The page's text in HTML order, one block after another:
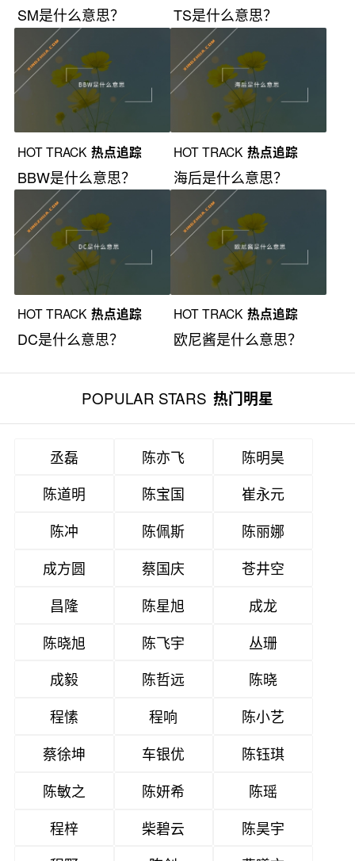
SM是什么意思？ TS是什么意思？
HOT TRACK 热点追踪
BBW是什么意思？
HOT TRACK 热点追踪
海后是什么意思？
HOT TRACK 热点追踪
DC是什么意思？
HOT TRACK 热点追踪
欧尼酱是什么意思？
POPULAR STARS 热门明星
丞磊 陈亦飞
陈明昊
陈道明
陈宝国
崔永元
陈冲
陈佩斯
陈丽娜
成方圆
蔡国庆
苍井空
昌隆
陈星旭
成龙
陈晓旭
陈飞宇
丛珊
成毅
陈哲远
陈晓
程愫
程响
陈小艺
蔡徐坤
车银优
陈钰琪
陈敏之
陈妍希
陈瑶
程梓
柴碧云
陈昊宇